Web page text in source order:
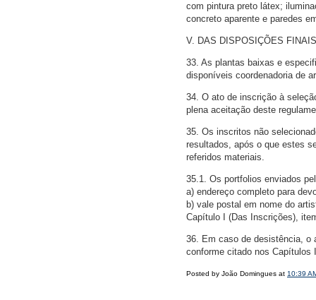
com pintura preto látex;
concreto aparente e paredes
V. DAS DISPOSIÇÕES FINAIS
33. As plantas baixas e
disponíveis coordenadoria de
34. O ato de inscrição à
plena aceitação deste
35. Os inscritos não
resultados, após o que estes
referidos materiais.
35.1. Os portfolios enviados
a) endereço completo para
b) vale postal em nome do
Capítulo I (Das Inscrições),
36. Em caso de desistência, o
conforme citado nos Capítulos
Posted by João Domingues at 10:39